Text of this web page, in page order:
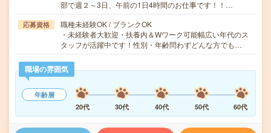
部で週２～3日、午前の1日4時間のお仕事です！！…
応募資格
職種未経験OK / ブランクOK
・未経験者大歓迎・扶養内＆Wワーク可能幅広い年代のス
タッフが活躍中です！性別・年齢問わずどんな方でも…
職場の雰囲気
年齢層
20代
30代 40代 50代 60代